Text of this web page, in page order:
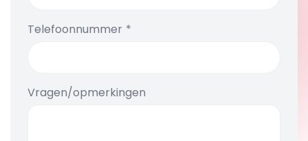
Telefoonnummer
Vragen/opmerkingen